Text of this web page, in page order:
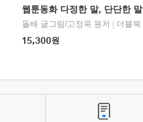
웹툰동화 다정한 말, 단단한 말
돌배 글그림/고정욱 원저
더블북
15,300원